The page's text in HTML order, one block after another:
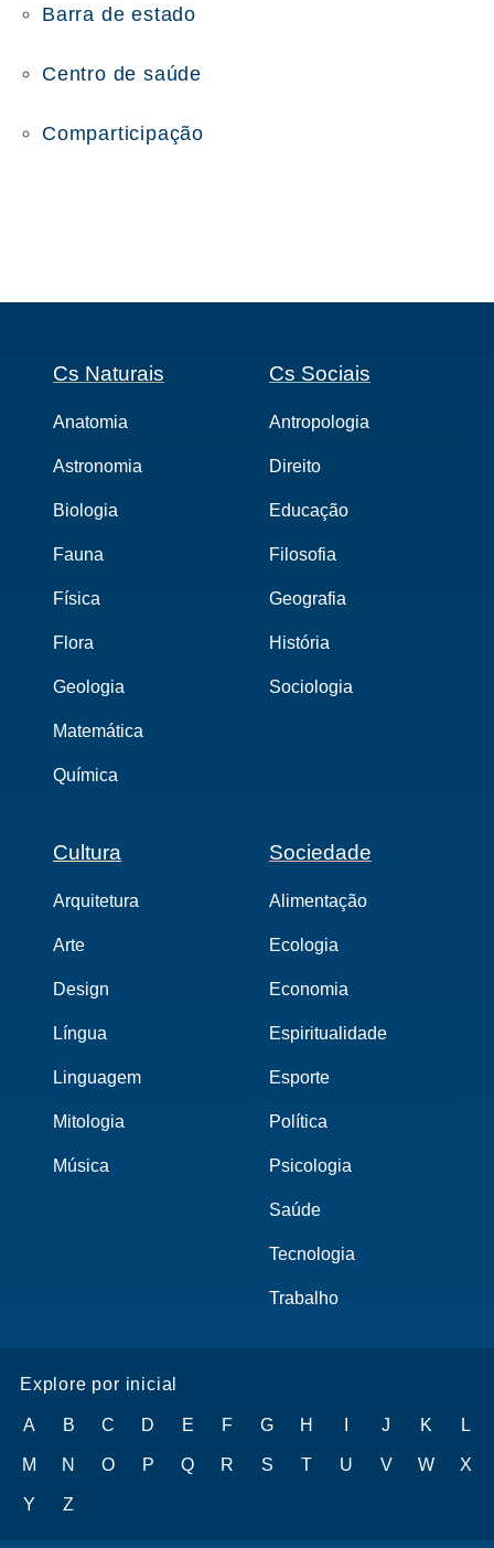
Barra de estado
Centro de saúde
Comparticipação
Cs Naturais
Anatomia
Astronomia
Biologia
Fauna
Física
Flora
Geologia
Matemática
Química
Cs Sociais
Antropologia
Direito
Educação
Filosofia
Geografia
História
Sociologia
Cultura
Arquitetura
Arte
Design
Língua
Linguagem
Mitologia
Música
Sociedade
Alimentação
Ecologia
Economia
Espiritualidade
Esporte
Política
Psicologia
Saúde
Tecnologia
Trabalho
Explore por inicial
A B C D E F G H J K L
M N O P Q R S T U V W X
Y Z